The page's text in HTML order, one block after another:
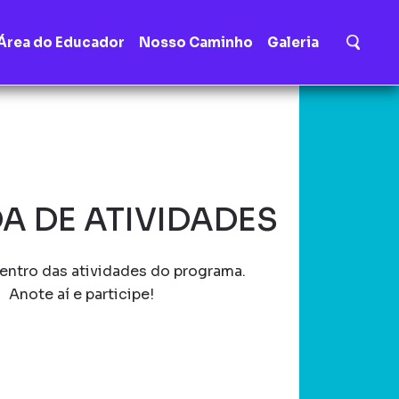
do Educador Nosso Caminho Galeria
DE ATIVIDADES
das atividades do programa.
Anote aí e participe!